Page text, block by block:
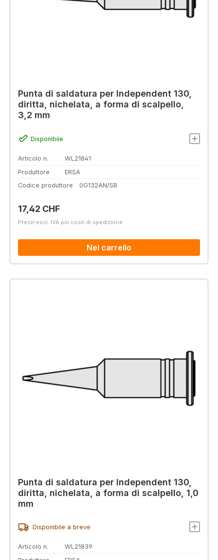
Punta di saldatura per Independent 130,
diritta, nichelata, a forma di scalpello,
3,2 mm
Disponibile
Articolo n.
WL21841
Produttore
ERSA
Codice produttore
0G132AN/SB
Prezzo normale:
17,42 CHF
Prezzi escl. IVA più costi di spedizione
Nel carrello
Punta di saldatura per Independent 130,
diritta, nichelata, a forma di scalpello, 1,0
mm
Disponibile a breve
Articolo n.
WL21839